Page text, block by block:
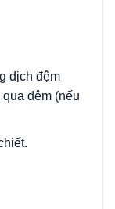
dịch đệm
đêm (nếu